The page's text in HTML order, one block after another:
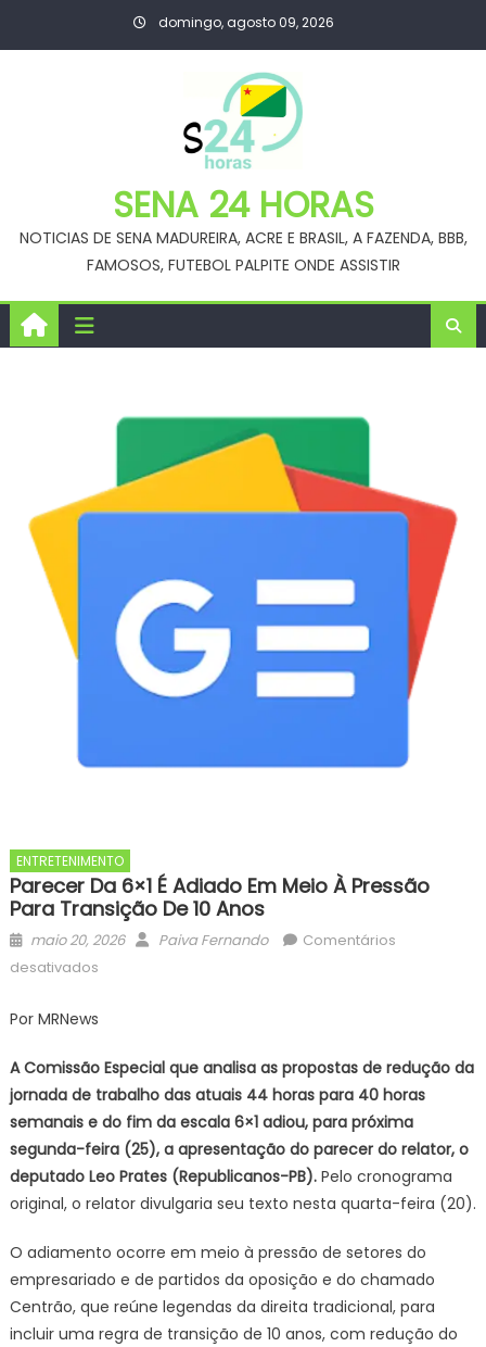
domingo, agosto 09, 2026
SENA 24 HORAS
NOTICIAS DE SENA MADUREIRA, ACRE E BRASIL, A FAZENDA, BBB,
FAMOSOS, FUTEBOL PALPITE ONDE ASSISTIR
ENTRETENIMENTO
Parecer Da 6×1 É Adiado Em Meio À Pressão
Para Transição De 10 Anos
Posted
on
maio 20, 2026 Author
Paiva Fernando
Comentários
desativadosem
da
é
adiado
em
meio
para
de
10
anos
Por MRNews
A Comissão Especial que analisa as propostas de redução da
jornada de trabalho das atuais 44 horas para 40 horas
semanais e do fim da escala 6×1 adiou, para próxima
segunda-feira (25), a apresentação do parecer do relator, o
deputado Leo Prates (Republicanos-PB). Pelo cronograma
original, o relator divulgaria seu texto nesta quarta-feira (20).
O adiamento ocorre em meio à pressão de setores do
empresariado e de partidos da oposição e do chamado
Centrão, que reúne legendas da direita tradicional, para
incluir uma regra de transição de 10 anos, com redução do